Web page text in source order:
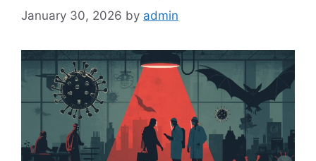
January 30, 2026 by admin